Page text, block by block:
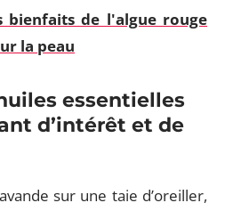
bienfaits de l'algue rouge
la peau
essentielles
d’intérêt et de
sur une taie d’oreiller,